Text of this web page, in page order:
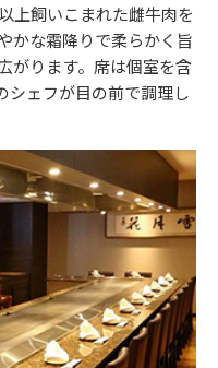
上飼いこまれた雌牛肉を
かな霜降りで柔らかく旨
がります。席は個室を含
シェフが目の前で調理し